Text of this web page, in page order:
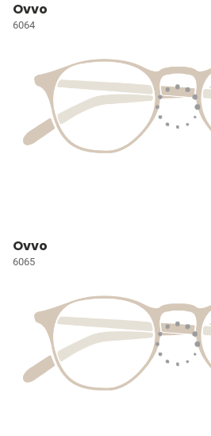
Ovvo
6064
Ovvo
6065